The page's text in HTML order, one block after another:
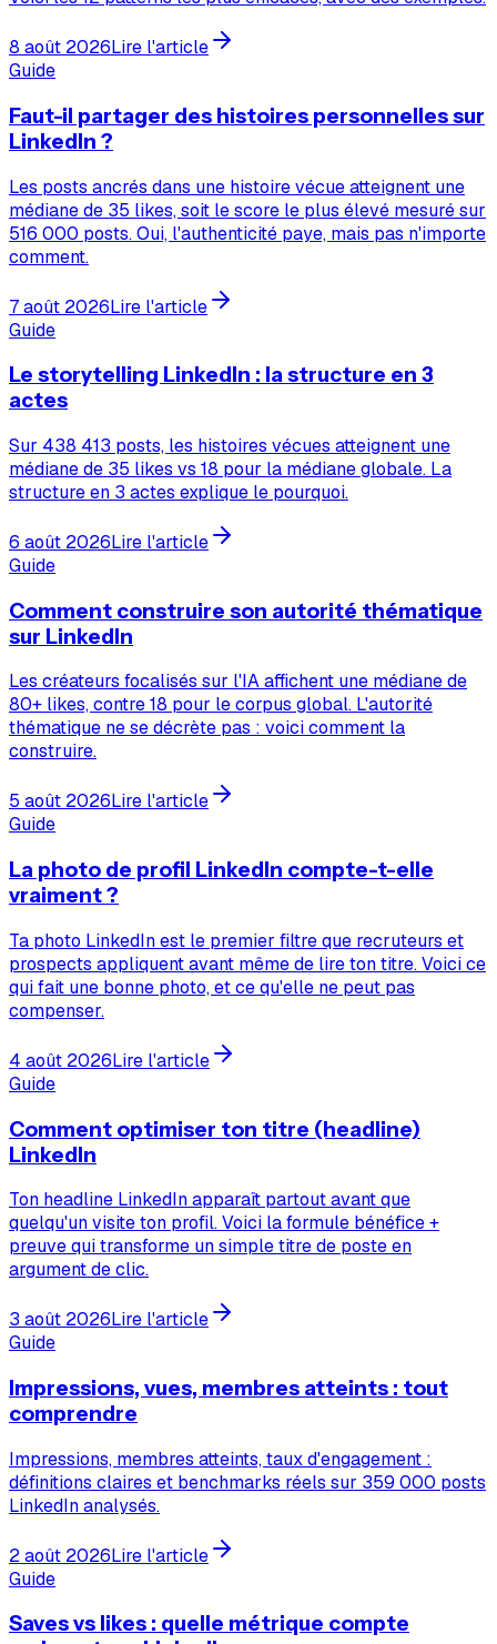
8 août 2026Lire l'article
Guide
Faut-il partager des histoires personnelles sur
LinkedIn ?
Les posts ancrés dans une histoire vécue atteignent une
médiane de 35 likes, soit le score le plus élevé mesuré sur
516 000 posts. Oui, l'authenticité paye, mais pas n'importe
comment.
7 août 2026Lire l'article
Guide
Le storytelling LinkedIn : la structure en 3
actes
Sur 438 413 posts, les histoires vécues atteignent une
médiane de 35 likes vs 18 pour la médiane globale. La
structure en 3 actes explique le pourquoi.
6 août 2026Lire l'article
Guide
Comment construire son autorité thématique
sur LinkedIn
Les créateurs focalisés sur l'IA affichent une médiane de
80+ likes, contre 18 pour le corpus global. L'autorité
thématique ne se décrète pas : voici comment la
construire.
5 août 2026Lire l'article
Guide
La photo de profil LinkedIn compte-t-elle
vraiment ?
Ta photo LinkedIn est le premier filtre que recruteurs et
prospects appliquent avant même de lire ton titre. Voici ce
qui fait une bonne photo, et ce qu'elle ne peut pas
compenser.
4 août 2026Lire l'article
Guide
Comment optimiser ton titre (headline)
LinkedIn
Ton headline LinkedIn apparaît partout avant que
quelqu'un visite ton profil. Voici la formule bénéfice +
preuve qui transforme un simple titre de poste en
argument de clic.
3 août 2026Lire l'article
Guide
Impressions, vues, membres atteints : tout
comprendre
Impressions, membres atteints, taux d'engagement :
définitions claires et benchmarks réels sur 359 000 posts
LinkedIn analysés.
2 août 2026Lire l'article
Guide
Saves vs likes : quelle métrique compte